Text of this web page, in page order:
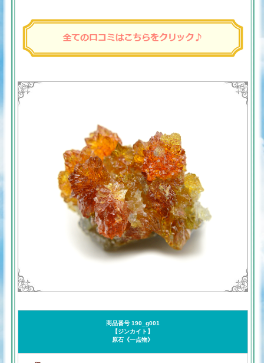
商品番号 190_g001
【ジンカイト】
原石《一点物》